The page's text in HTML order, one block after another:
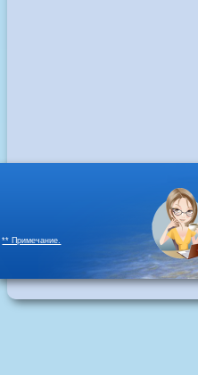
** Примечание.